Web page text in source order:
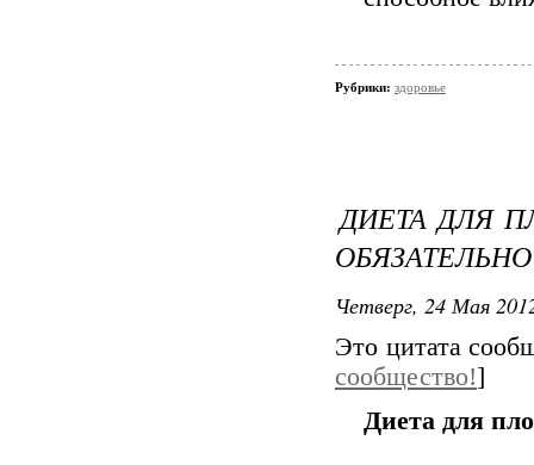
Рубрики: здоровье
ДИЕТА ДЛЯ
ОБЯЗАТЕЛЬНО
Четверг, 24 Мая
Это цитата
сообщество!]
Диета для